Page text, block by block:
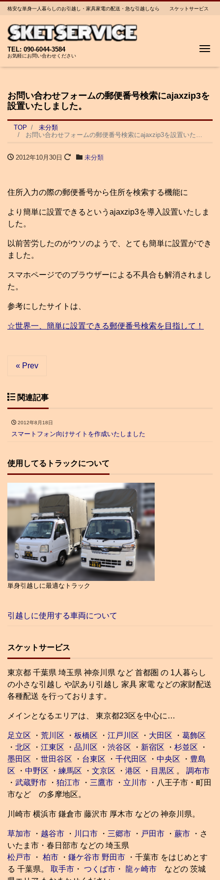
格安な単身一人暮らしのお引越し・家具家電の配送・急な引越しなら スケットサービス
TEL: 090-6044-3584
お気軽にお問い合わせください
お問い合わせフォームの郵便番号検索にajaxzip3を
設置いたしました。
TOP
未分類
お問い合わせフォームの郵便番号検索にajaxzip3を設置いたしました。
2012年10月30日 未分類
住所入力の際の郵便番号から住所を検索する機能に
より簡単に設置できるというajaxzip3を導入設置いたしま
した。
以前苦労したのがウソのようで、とても簡単に設置ができ
ました。
スマホページでのブラウザーによる不具合も解消されまし
た。
参考にしたサイトは、
☆世界一、簡単に設置できる郵便番号検索を目指して！
« Prev
関連記事
2012年8月18日
スマートフォン向けサイトを作成いたしました
使用してるトラックについて
単身引越しに最適なトラック
引越しに使用する車両について
スケットサービス
東京都 千葉県 埼玉県 神奈川県 など 首都圏 の 1人暮らし
の小さな引越し や訳あり引越し 家具 家電 などの家財配送
各種配送 を行っております。
メインとなるエリアは、 東京都23区を中心に…
足立区 ・ 荒川区 ・ 板橋区 ・ 江戸川区 ・ 大田区 ・ 葛飾区
・ 北区 ・ 江東区 ・ 品川区 ・ 渋谷区 ・ 新宿区 ・ 杉並区 ・
墨田区 ・ 世田谷区 ・ 台東区 ・ 千代田区 ・ 中央区 ・ 豊島
区 ・ 中野区 ・ 練馬区 ・ 文京区 ・ 港区 ・ 目黒区 。 調布市
・ 武蔵野市 ・ 狛江市 ・ 三鷹市 ・ 立川市 ・八王子市・町田
市など の多摩地区。
川崎市 横浜市 鎌倉市 藤沢市 厚木市 などの 神奈川県。
草加市 ・ 越谷市 ・ 川口市 ・ 三郷市 ・ 戸田市 ・ 蕨市 ・さ
いたま市・春日部市 などの 埼玉県
松戸市 ・ 柏市 ・ 鎌ケ谷市 野田市 ・千葉市 をはじめとす
る 千葉県。 取手市 ・ つくば市 ・ 龍ヶ崎市 などの 茨城